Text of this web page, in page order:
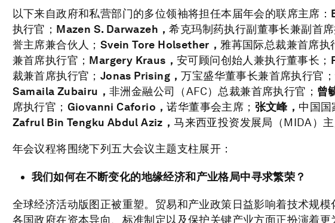
以下来自政府和私营部门的多位领袖将担任本届年会的联席主席：
执行官； Mazen S. Darwazeh，希克玛制药执行副董事长兼副首
誉主席兼合伙人； Svein Tore Holsether， 雅苒国际总裁兼首席执
兼首席执行官； Margery Kraus，安可顾问创始人兼执行董事长；
裁兼首席执行官； Jonas Prising，万宝盛华董事长兼首席执行官；
Samaila Zubairu，非洲金融公司（AFC）总裁兼首席执行官； 曾
席执行官； Giovanni Caforio，诺华董事会主席； 张文峰， 中国国
Zafrul Bin Tengku Abdul Aziz，马来西亚投资发展局（MIDA）主
年会议程将围绕下列五大会议主题支柱展开：
我们如何在不断变化的地缘经济和产业格局中寻求繁荣？
全球经济活动版图正被重塑。贸易和产业政策日益影响着技术规模
各国政府在资本导向、标准制定以及保护关键产业方面正扮演着